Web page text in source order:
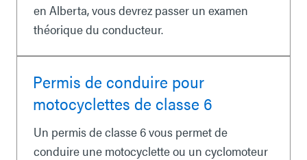
en Alberta, vous devrez passer un examen
théorique du conducteur.
Permis de conduire pour
motocyclettes de classe 6
Un permis de classe 6 vous permet de
conduire une motocyclette ou un cyclomoteur